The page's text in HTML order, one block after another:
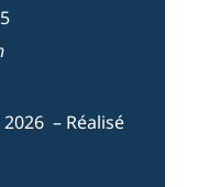
– Réalisé